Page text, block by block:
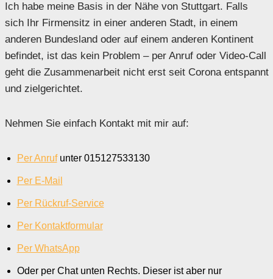
Ich habe meine Basis in der Nähe von Stuttgart. Falls
sich Ihr Firmensitz in einer anderen Stadt, in einem
anderen Bundesland oder auf einem anderen Kontinent
befindet, ist das kein Problem – per Anruf oder Video-Call
geht die Zusammenarbeit nicht erst seit Corona entspannt
und zielgerichtet.
Nehmen Sie einfach Kontakt mit mir auf:
Per Anrufunter 015127533130
Per E-Mail
Per Rückruf-Service
Per Kontaktformular
Per WhatsApp
Oder per Chat unten Rechts. Dieser ist aber nur